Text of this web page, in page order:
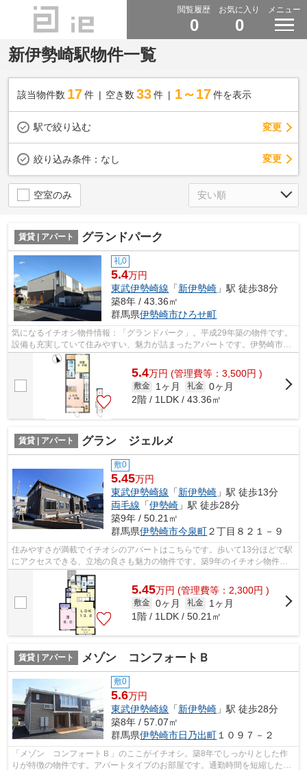
閲覧履歴
0
お気に入り
0
メニュー
新伊勢崎駅物件一覧
該当物件数 17件 空き数 33 件 1～17 件を表示
駅で絞り込む 変更
絞り込み条件： なし 変更
空室のみ
賃貸 | アパート グランドパーク
礼0
5.4万円
東武伊勢崎線 「新伊勢崎 」駅 徒歩38分
築8年 / 43.36㎡
群馬県伊勢崎市ひろせ町
気になるイチオシ物件情報：「グランドパーク」。平成29年築の物件です。
設備も充実していて住みやすい、魅力が詰まったアパートです。伊勢崎市で
快適な暮らしをしませんか？賃貸住宅...
5.4万円 (管理費等：3,500円 )
敷金 1ヶ月 礼金 0ヶ月
2階 / 1LDK / 43.36㎡
賃貸 | アパート グラン ジェルメ
敷0
5.45万円
東武伊勢崎線 「新伊勢崎 」駅 徒歩13分
両毛線 「伊勢崎 」駅 徒歩28分
築9年 / 50.21㎡
群馬県伊勢崎市今泉町２丁目８２１－９
住みやすさが満載でイチオシのアパートはこちらです。歩いて13分ほどで駅
にアクセスできる、立地の良さも魅力の物件です。築9年のイチオシ物件は
こちらです。快適な環境をお求めの方、...
5.45万円 (管理費等：2,300円 )
敷金 0ヶ月 礼金
1ヶ月
1階 / 1LDK / 50.21㎡
賃貸 | アパート メゾン コンフォートＢ
敷0
5.6万円
東武伊勢崎線 「新伊勢崎 」駅 徒歩28分
築8年 / 57.07㎡
群馬県伊勢崎市日乃出町 １０９７－２
「メゾン コンフォートＢ」のここがイチオシ。築8年でしっかりとした作
りが特徴の物件です。アパートタイプのお部屋です。通勤時間を短縮したい